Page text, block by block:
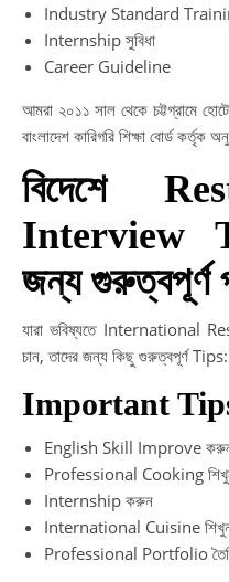
Industry Standard
Internship সুবিধা
Career Guideline
আমরা ২০১১ সাল থেকে চট্টগ্রামে
বাংলাদেশ কারিগরি শিক্ষা বোর্ড
বিদেশে
Interview
জন্য গুরুত্বপূর্ণ
যারা ভবিষ্যতে International
চান, তাদের জন্য কিছু গুরুত্বপূর্ণ Tips:
Important
English Skill Improve
Professional Cooking
Internship করুন
International Cuisine
Professional Portfolio